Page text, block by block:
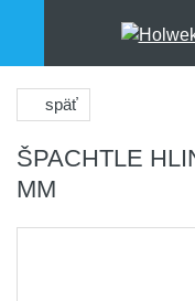
späť
ŠPACHTLE
MM